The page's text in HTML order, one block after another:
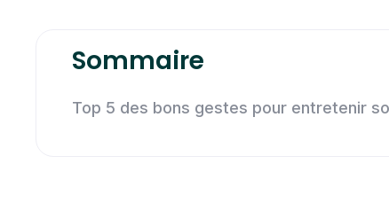
Sommaire
Top 5 des bons gestes pour entretenir